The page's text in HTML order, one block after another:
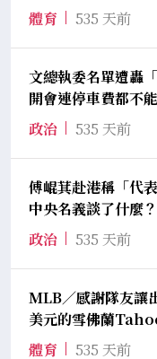
體育
535 天前
文總執委名單遭轟
開會連停車費都不
政治
535 天前
傅崐萁赴港稱「代
中央名義談了什麼？
政治
535 天前
MLB／感謝隊友讓
美元的雪佛蘭
體育
535 天前